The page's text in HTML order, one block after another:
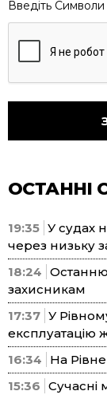
Введіть
ОСТАННІ
19:35 У судах
через низьку
18:24
захисникам
17:37 У
експлуатацію
16:34
На
15:36 Сучасні